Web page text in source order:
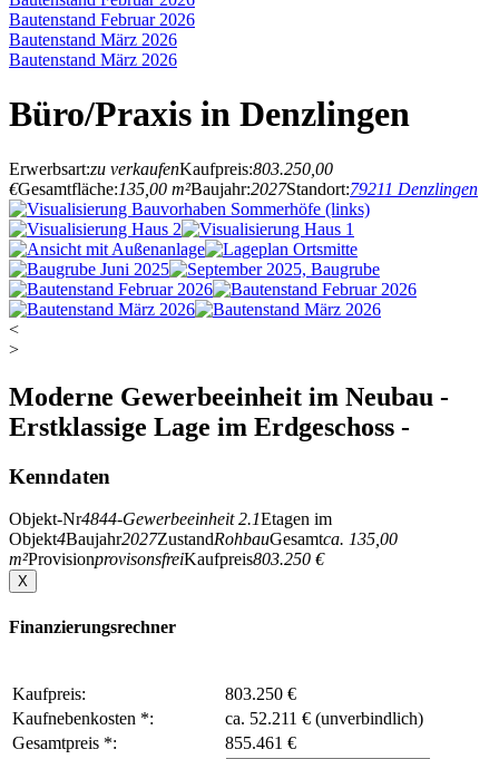
Bautenstand Februar 2026
Bautenstand März 2026
Bautenstand März 2026
Büro/Praxis in Denzlingen
Erwerbsart:zu verkaufenKaufpreis:803.250,00
€Gesamtfläche:135,00 m²Baujahr:2027Standort:79211 Denzlingen
<
>
Moderne Gewerbeeinheit im Neubau -
Erstklassige Lage im Erdgeschoss -
Kenndaten
Objekt-Nr4844-Gewerbeeinheit 2.1Etagen im
Objekt4Baujahr2027ZustandRohbauGesamtca. 135,00
m²ProvisionprovisonsfreiKaufpreis803.250 €
X
Finanzierungsrechner
Kaufpreis:
803.250 €
Kaufnebenkosten *:
ca. 52.211 € (unverbindlich)
Gesamtpreis *:
855.461 €